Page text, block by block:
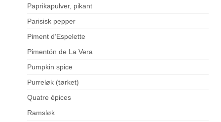
Paprikapulver, pikant
Parisisk pepper
Piment d’Espelette
Pimentón de La Vera
Pumpkin spice
Purreløk (tørket)
Quatre épices
Ramsløk